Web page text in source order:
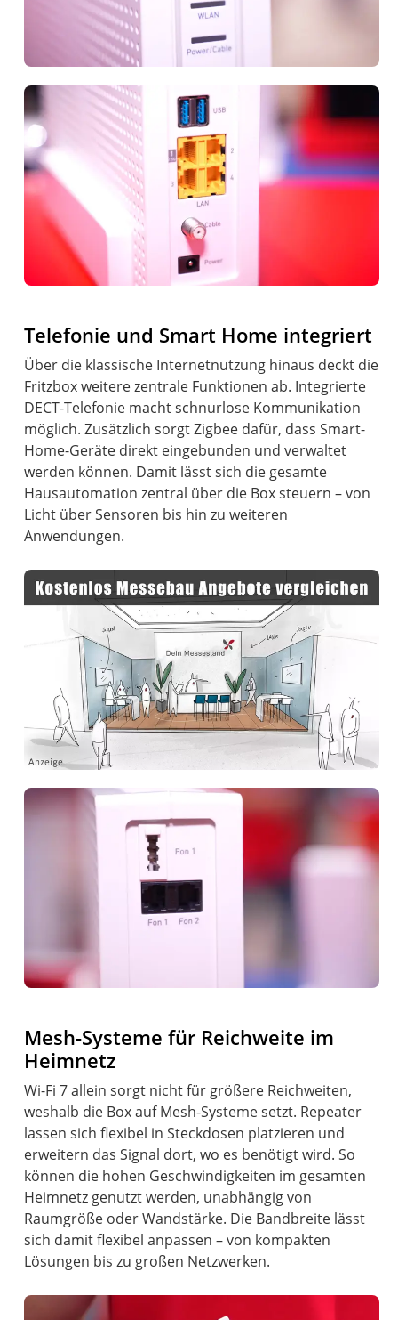
Telefonie und Smart Home integriert
Über die klassische Internetnutzung hinaus deckt die
Fritzbox weitere zentrale Funktionen ab. Integrierte
DECT-Telefonie macht schnurlose Kommunikation
möglich. Zusätzlich sorgt Zigbee dafür, dass Smart-
Home-Geräte direkt eingebunden und verwaltet
werden können. Damit lässt sich die gesamte
Hausautomation zentral über die Box steuern – von
Licht über Sensoren bis hin zu weiteren
Anwendungen.
Mesh-Systeme für Reichweite im
Heimnetz
Wi-Fi 7 allein sorgt nicht für größere Reichweiten,
weshalb die Box auf Mesh-Systeme setzt. Repeater
lassen sich flexibel in Steckdosen platzieren und
erweitern das Signal dort, wo es benötigt wird. So
können die hohen Geschwindigkeiten im gesamten
Heimnetz genutzt werden, unabhängig von
Raumgröße oder Wandstärke. Die Bandbreite lässt
sich damit flexibel anpassen – von kompakten
Lösungen bis zu großen Netzwerken.